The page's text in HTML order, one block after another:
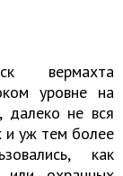
вермахта
уровне на
далеко не вся
и уж тем более
как